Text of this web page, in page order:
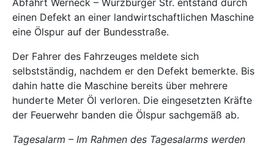
Abfahrt Werneck – Würzburger Str. entstand durch
einen Defekt an einer landwirtschaftlichen Maschine
eine Ölspur auf der Bundesstraße.
Der Fahrer des Fahrzeuges meldete sich
selbstständig, nachdem er den Defekt bemerkte. Bis
dahin hatte die Maschine bereits über mehrere
hunderte Meter Öl verloren. Die eingesetzten Kräfte
der Feuerwehr banden die Ölspur sachgemäß ab.
Tagesalarm – Im Rahmen des Tagesalarms werden